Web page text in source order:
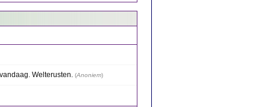
Welterusten. (Anoniem)